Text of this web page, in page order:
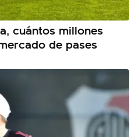
cuántos millones
de pases